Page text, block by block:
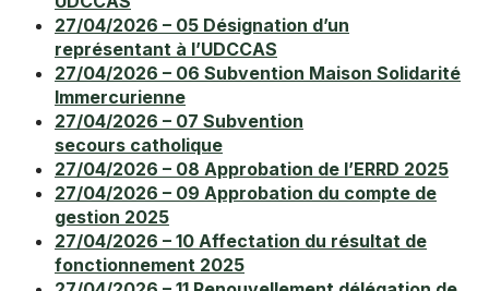
27/04/2026 – 05 Désignation d’un
représentant à l’UDCCAS
27/04/2026 – 06 Subvention Maison Solidarité
Immercurienne
27/04/2026 – 07 Subvention
secours catholique
27/04/2026 – 08 Approbation de l’ERRD 2025
27/04/2026 – 09 Approbation du compte de
gestion 2025
27/04/2026 – 10 Affectation du résultat de
fonctionnement 2025